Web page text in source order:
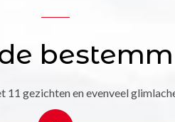
11 gezichten en evenveel